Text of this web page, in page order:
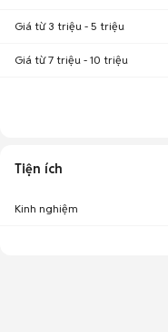
Giá từ 3 triệu - 5 triệu
Giá từ 7 triệu - 10 triệu
Tiện ích
Kinh nghiệm